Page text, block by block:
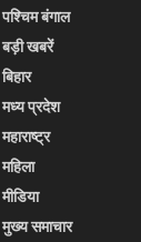
पश्चिम बंगाल
बड़ी खबरें
बिहार
मध्य प्रदेश
महाराष्ट्र
महिला
मीडिया
मुख्य समाचार